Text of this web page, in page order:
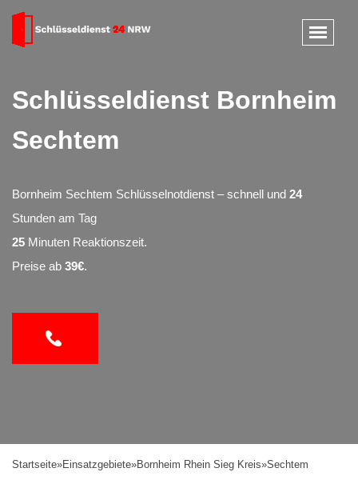
Schlüsseldienst Bornheim
Sechtem
Bornheim Sechtem Schlüsselnotdienst – schnell und 24
Stunden am Tag
25 Minuten Reaktionszeit.
Preise ab 39€.
Startseite»Einsatzgebiete»Bornheim Rhein Sieg Kreis»Sechtem